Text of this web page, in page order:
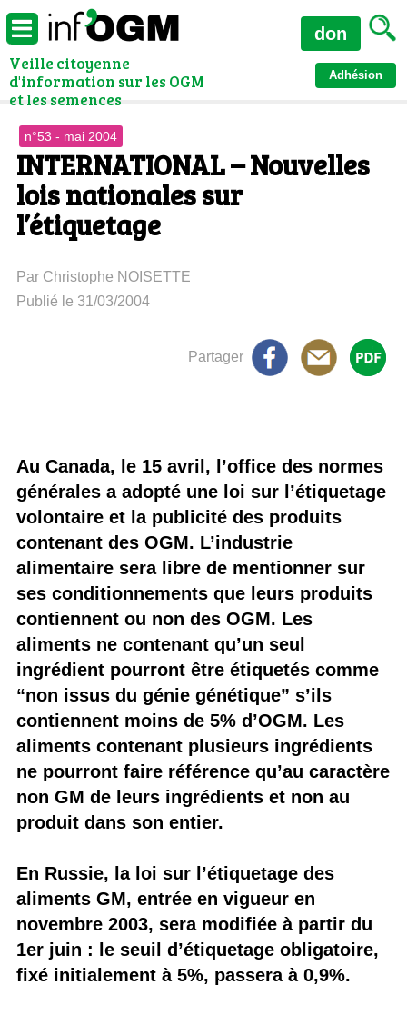
Veille citoyenne
d'information sur les OGM
et les semences
Adhésion
don
n°53 - mai 2004
INTERNATIONAL – Nouvelles
lois nationales sur
l’étiquetage
Par Christophe NOISETTE
Publié le 31/03/2004
Partager
Au Canada, le 15 avril, l’office des normes
générales a adopté une loi sur l’étiquetage
volontaire et la publicité des produits
contenant des OGM. L’industrie
alimentaire sera libre de mentionner sur
ses conditionnements que leurs produits
contiennent ou non des OGM. Les
aliments ne contenant qu’un seul
ingrédient pourront être étiquetés comme
“non issus du génie génétique” s’ils
contiennent moins de 5% d’OGM. Les
aliments contenant plusieurs ingrédients
ne pourront faire référence qu’au caractère
non GM de leurs ingrédients et non au
produit dans son entier.
En Russie, la loi sur l’étiquetage des
aliments GM, entrée en vigueur en
novembre 2003, sera modifiée à partir du
1er juin : le seuil d’étiquetage obligatoire,
fixé initialement à 5%, passera à 0,9%.